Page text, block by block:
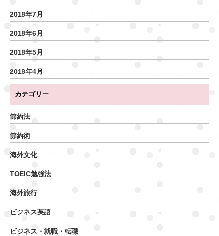
2018年7月
2018年6月
2018年5月
2018年4月
カテゴリー
節約法
節約術
海外文化
TOEIC勉強法
海外旅行
ビジネス英語
ビジネス・就職・転職